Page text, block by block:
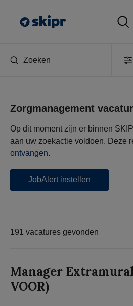
Zoeken
Zorgmanagement
Op dit moment zijn er binnen
aan uw zoekactie voldoen. Deze
ontvangen.
JobAlert instellen
191 vacatures gevonden
Manager
VOOR)